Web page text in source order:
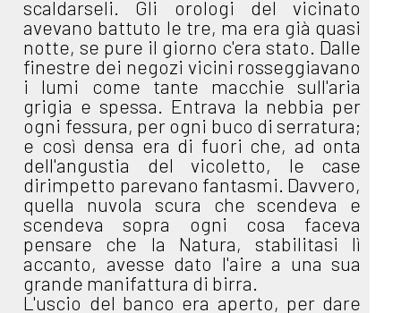
scaldarseli. Gli orologi del vicinato
avevano battuto le tre, ma era già quasi
notte, se pure il giorno c'era stato. Dalle
finestre dei negozi vicini rosseggiavano
i lumi come tante macchie sull'aria
grigia e spessa. Entrava la nebbia per
ogni fessura, per ogni buco di serratura;
e così densa era di fuori che, ad onta
dell'angustia del vicoletto, le case
dirimpetto parevano fantasmi. Davvero,
quella nuvola scura che scendeva e
scendeva sopra ogni cosa faceva
pensare che la Natura, stabilitasi lì
accanto, avesse dato l'aire a una sua
grande manifattura di birra.
L'uscio del banco era aperto, per dare